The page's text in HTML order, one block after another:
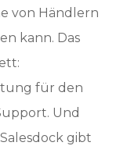
von Händlern
kann. Das
für den
Und
gibt